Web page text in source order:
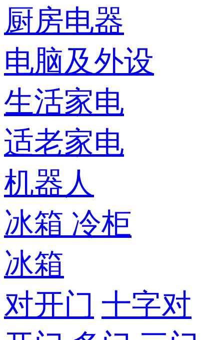
厨房电器
电脑及外设
生活家电
适老家电
机器人
冰箱 冷柜
冰箱
对开门 十字对